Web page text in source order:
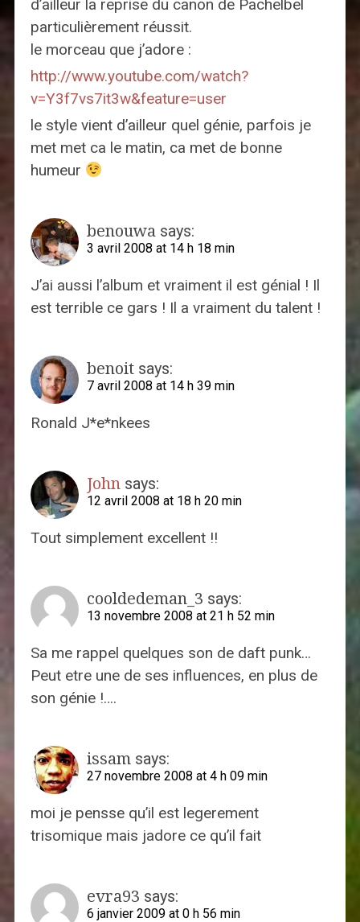
d’ailleur la reprise du canon de Pachelbel
particulièrement réussit.
le morceau que j’adore :
http://www.youtube.com/watch?
v=Y3f7vs7it3w&feature=user
le style vient d’ailleur quel génie, parfois je
met met ca le matin, ca met de bonne
humeur
benouwa says:
3 avril 2008 at 14 h 18 min
J’ai aussi l’album et vraiment il est génial ! Il
est terrible ce gars ! Il a vraiment du talent !
benoit says:
7 avril 2008 at 14 h 39 min
Ronald J*e*nkees
John says:
12 avril 2008 at 18 h 20 min
Tout simplement excellent !!
cooldedeman_3 says:
13 novembre 2008 at 21 h 52 min
Sa me rappel quelques son de daft punk…
Peut etre une de ses influences, en plus de
son génie !….
issam says:
27 novembre 2008 at 4 h 09 min
moi je pensse qu’il est legerement
trisomique mais jadore ce qu’il fait
evra93 says:
6 janvier 2009 at 0 h 56 min